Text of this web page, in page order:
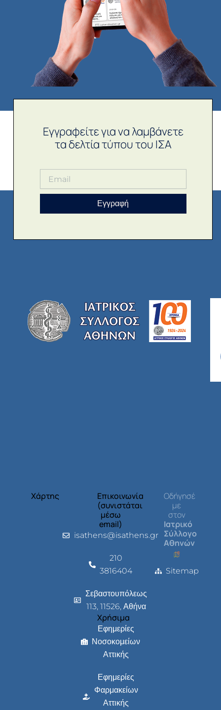
Εγγραφείτε για να λαμβάνετε
τα δελτία τύπου του ΙΣΑ
Εγγραφή
Χάρτης
Επικοινωνία
(συνιστάται
μέσω
email)
isathens@isathens.gr
210
3816404
Σεβαστουπόλεως
113, 11526, Αθήνα
Χρήσιμα
Εφημερίες
Νοσοκομείων
Αττικής
Εφημερίες
Φαρμακείων
Αττικής
Οδήγησέ
με
στον
Ιατρικό
Σύλλογο
Αθηνών
Sitemap